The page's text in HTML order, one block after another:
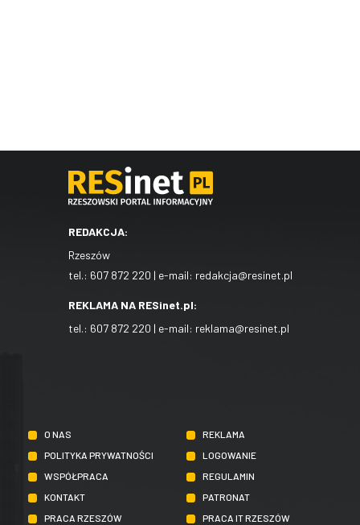
REDAKCJA:
Rzeszów
tel.: 607 872 220 | e-mail: redakcja@resinet.pl
REKLAMA NA RESinet.pl:
tel.: 607 872 220 | e-mail: reklama@resinet.pl
O NAS
REKLAMA
POLITYKA PRYWATNOŚCI
LOGOWANIE
WSPÓŁPRACA
REGULAMIN
KONTAKT
PATRONAT
PRACA RZESZÓW
PRACA IT RZESZÓW